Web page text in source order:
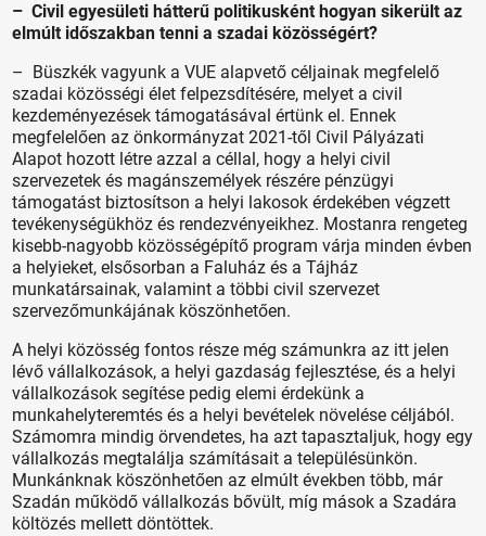
– Civil egyesületi hátterű politikusként hogyan sikerült az
elmúlt időszakban tenni a szadai közösségért?
– Büszkék vagyunk a VUE alapvető céljainak megfelelő
szadai közösségi élet felpezsdítésére, melyet a civil
kezdeményezések támogatásával értünk el. Ennek
megfelelően az önkormányzat 2021-től Civil Pályázati
Alapot hozott létre azzal a céllal, hogy a helyi civil
szervezetek és magánszemélyek részére pénzügyi
támogatást biztosítson a helyi lakosok érdekében végzett
tevékenységükhöz és rendezvényeikhez. Mostanra rengeteg
kisebb-nagyobb közösségépítő program várja minden évben
a helyieket, elsősorban a Faluház és a Tájház
munkatársainak, valamint a többi civil szervezet
szervezőmunkájának köszönhetően.
A helyi közösség fontos része még számunkra az itt jelen
lévő vállalkozások, a helyi gazdaság fejlesztése, és a helyi
vállalkozások segítése pedig elemi érdekünk a
munkahelyteremtés és a helyi bevételek növelése céljából.
Számomra mindig örvendetes, ha azt tapasztaljuk, hogy egy
vállalkozás megtalálja számításait a településünkön.
Munkánknak köszönhetően az elmúlt években több, már
Szadán működő vállalkozás bővült, míg mások a Szadára
költözés mellett döntöttek.